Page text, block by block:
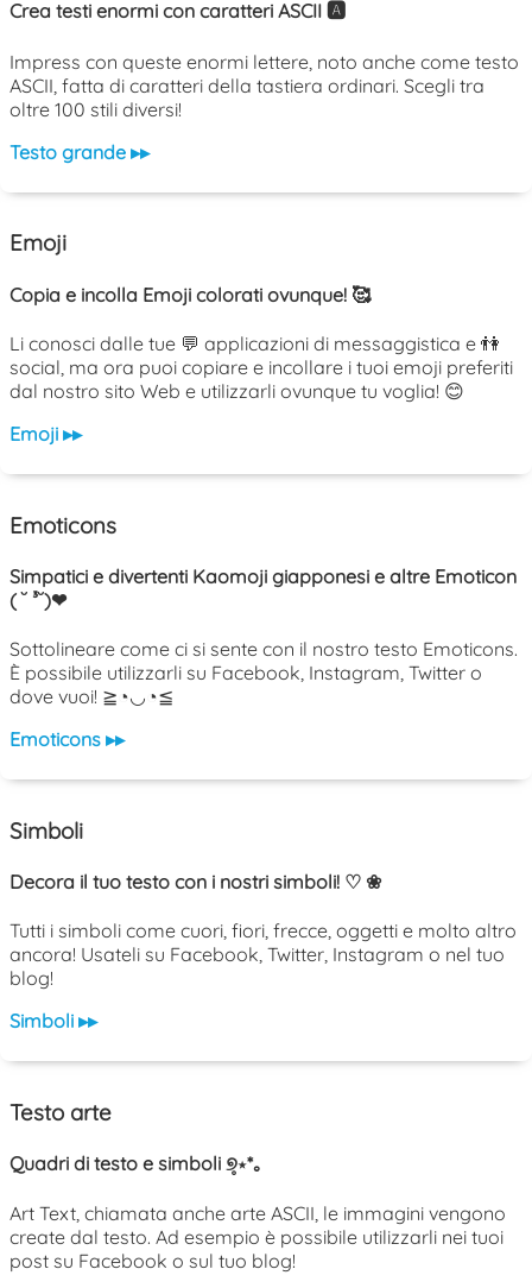
Crea testi enormi con caratteri ASCII 🅰️
Impress con queste enormi lettere, noto anche come testo
ASCII, fatta di caratteri della tastiera ordinari. Scegli tra
oltre 100 stili diversi!
Testo grande ▸▸
Emoji
Copia e incolla Emoji colorati ovunque! 🥰
Li conosci dalle tue 💬 applicazioni di messaggistica e 👫
social, ma ora puoi copiare e incollare i tuoi emoji preferiti
dal nostro sito Web e utilizzarli ovunque tu voglia! 😊
Emoji ▸▸
Emoticons
Simpatici e divertenti Kaomoji giapponesi e altre Emoticon
( ˘ ³˘)❤
Sottolineare come ci si sente con il nostro testo Emoticons.
È possibile utilizzarli su Facebook, Instagram, Twitter o
dove vuoi! ≧◔◡◔≦
Emoticons ▸▸
Simboli
Decora il tuo testo con i nostri simboli! ♡ ❀
Tutti i simboli come cuori, fiori, frecce, oggetti e molto altro
ancora! Usateli su Facebook, Twitter, Instagram o nel tuo
blog!
Simboli ▸▸
Testo arte
Quadri di testo e simboli ୭̥⋆*｡
Art Text, chiamata anche arte ASCII, le immagini vengono
create dal testo. Ad esempio è possibile utilizzarli nei tuoi
post su Facebook o sul tuo blog!